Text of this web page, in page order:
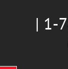
חייגו: 1-700-700-810 |